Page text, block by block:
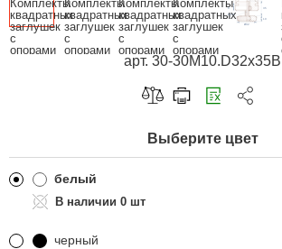
арт. 30-30M10.D32x35B
Скопировать ссылку
Telegram
Выберите цвет
белый
0 шт
черный